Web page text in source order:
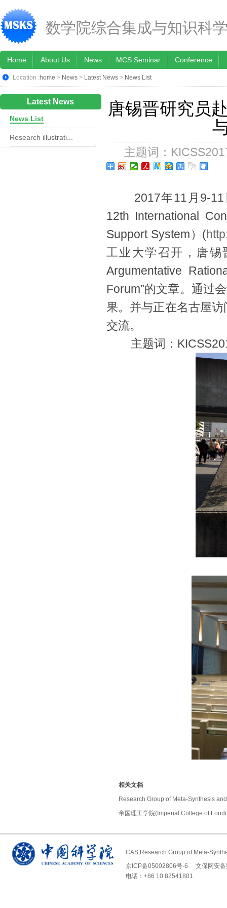
数学院综合集成与知识科
Home About Us News MCS Seminar Conference
Location :home > News > Latest News > News List
Latest News
News List
Research illustrati...
唐锡晋研究员
主题词：
2017年11月9-11
12th International
Support System）(
工业大学召开，唐锡
Argumentative
Forum”的文章。通过
果。并与正在名古屋
交流。
主题词：
相关文档
Research Group of Meta-Synthesis
帝国理工学院(Imperial College of
CAS,Research Group of Meta-
京ICP备05002806号-6 文保网安备
电话：+86 10 82541801